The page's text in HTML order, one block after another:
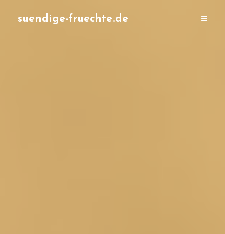
suendige-fruechte.de